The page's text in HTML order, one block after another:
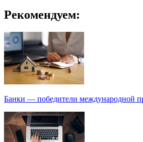
Рекомендуем:
Банки — победители международной